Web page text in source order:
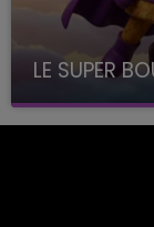
LE SUPER
avec La